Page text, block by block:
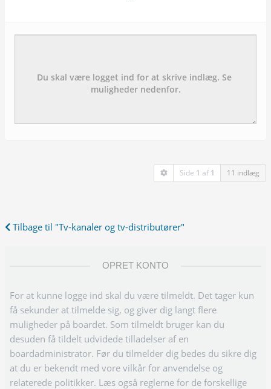
Side 1 af 1 11 indlæg
Tilbage til "Tv-kanaler og tv-distributører"
OPRET KONTO
For at kunne logge ind skal du være tilmeldt. Det tager kun
få sekunder at tilmelde sig, og giver dig langt flere
muligheder på boardet. Som tilmeldt bruger kan du
desuden få tildelt udvidede tilladelser af en
boardadministrator. Før du tilmelder dig bedes du sikre dig
at du er bekendt med vore vilkår for anvendelse og
relaterede politikker. Læs også reglerne for de forskellige